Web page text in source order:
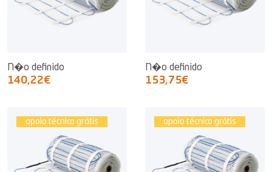
N�o definido
140,22€
N�o definido
153,75€
apoio técnico grátis apoio técnico grátis